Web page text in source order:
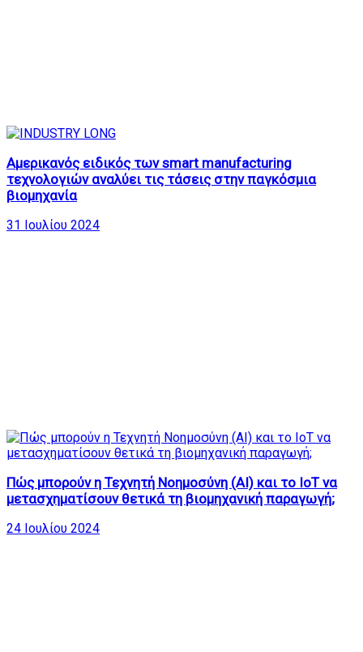
Αμερικανός ειδικός των smart manufacturing
τεχνολογιών αναλύει τις τάσεις στην παγκόσμια
βιομηχανία
31 Ιουλίου 2024
Πώς μπορούν η Τεχνητή Νοημοσύνη (AI) και το IoT να
μετασχηματίσoυν θετικά τη βιομηχανική παραγωγή;
24 Ιουλίου 2024